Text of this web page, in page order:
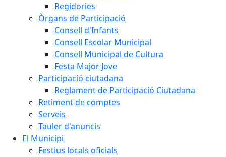
Regidories
Òrgans de Participació
Consell d'Infants
Consell Escolar Municipal
Consell Municipal de Cultura
Festa Major Jove
Participació ciutadana
Reglament de Participació Ciutadana
Retiment de comptes
Serveis
Tauler d'anuncis
El Municipi
Festius locals oficials